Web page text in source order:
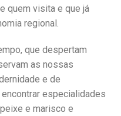
quem visita e que já
regional.
que despertam
as nossas
e de
especialidades
e marisco e